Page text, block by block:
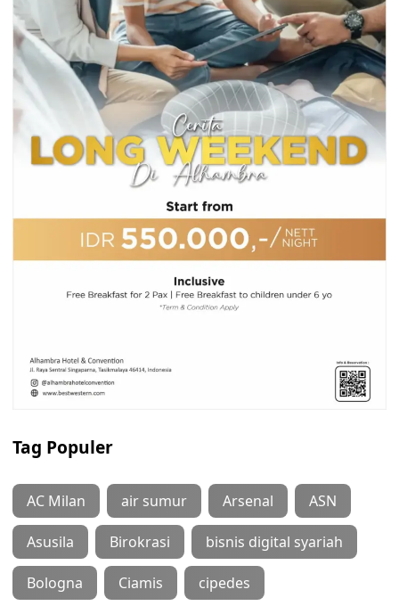
Tag Populer
AC Milan air sumur Arsenal ASN
Asusila Birokrasi bisnis digital syariah
Bologna Ciamis cipedes